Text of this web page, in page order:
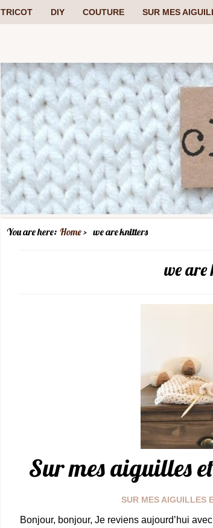
TRICOT DIY COUTURE SUR MES
You are here: Home we are knitters
we
Sur mes aiguilles
SUR MES AIGUILLES
Bonjour, bonjour, Je reviens aujourd’hui